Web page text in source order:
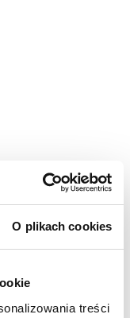
O plikach cookies
treści